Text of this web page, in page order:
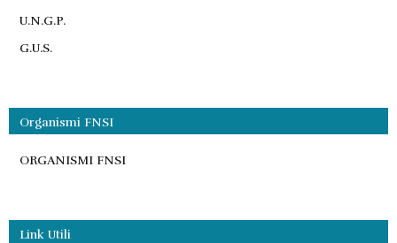
U.N.G.P.
G.U.S.
Organismi FNSI
ORGANISMI FNSI
Link Utili